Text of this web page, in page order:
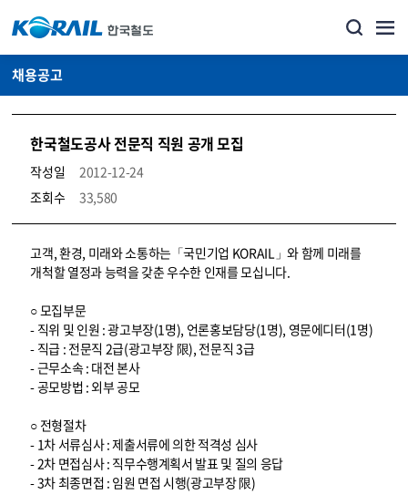
채용공고
한국철도공사 전문직 직원 공개 모집
작성일
2012-12-24
조회수
33,580
코레일소개_경영공시_채용공고 상세보기 – 내용, 파일, 담당자 연락처로 구성
고객, 환경, 미래와 소통하는「국민기업 KORAIL」와 함께 미래를
개척할 열정과 능력을 갖춘 우수한 인재를 모십니다.
○ 모집부문
- 직위 및 인원 : 광고부장(1명), 언론홍보담당(1명), 영문에디터(1명)
- 직급 : 전문직 2급(광고부장 限), 전문직 3급
- 근무소속 : 대전 본사
- 공모방법 : 외부 공모
○ 전형절차
- 1차 서류심사 : 제출서류에 의한 적격성 심사
- 2차 면접심사 : 직무수행계획서 발표 및 질의 응답
- 3차 최종면접 : 임원 면접 시행(광고부장 限)